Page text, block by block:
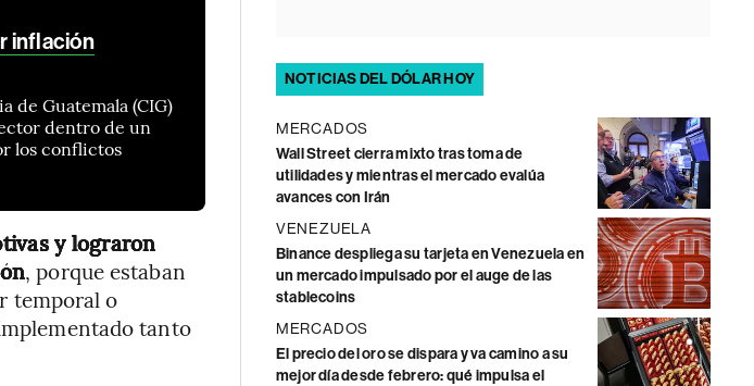
inflación
de Guatemala (CIG)
dentro de un
los conflictos
y lograron
, porque estaban
temporal o
tanto
NOTICIAS DEL DÓLAR HOY
MERCADOS
Wall Street cierra mixto tras toma de
utilidades y mientras el mercado evalúa
avances con Irán
VENEZUELA
Binance despliega su tarjeta en Venezuela en
un mercado impulsado por el auge de las
stablecoins
MERCADOS
El precio del oro se dispara y va camino a su
mejor día desde febrero: qué impulsa el